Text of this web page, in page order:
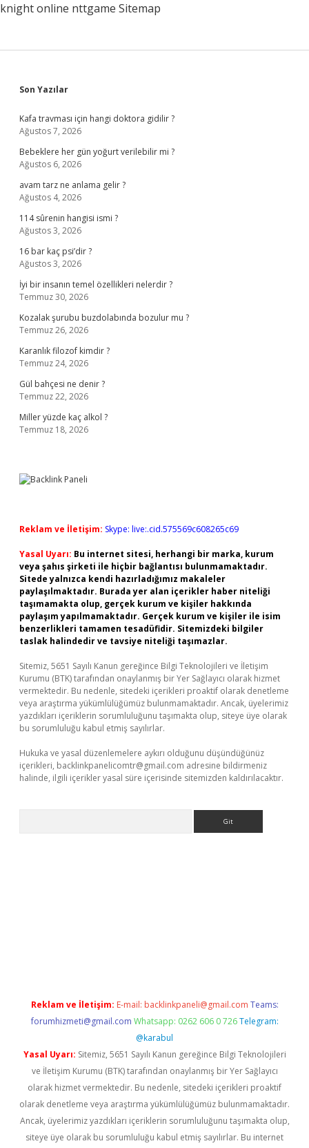
knight online nttgame Sitemap
Sidebar
Son Yazılar
Kafa travması için hangi doktora gidilir ?
Ağustos 7, 2026
Bebeklere her gün yoğurt verilebilir mi ?
Ağustos 6, 2026
avam tarz ne anlama gelir ?
Ağustos 4, 2026
114 sûrenin hangisi ismi ?
Ağustos 3, 2026
16 bar kaç psi’dir ?
Ağustos 3, 2026
İyi bir insanın temel özellikleri nelerdir ?
Temmuz 30, 2026
Kozalak şurubu buzdolabında bozulur mu ?
Temmuz 26, 2026
Karanlık filozof kimdir ?
Temmuz 24, 2026
Gül bahçesi ne denir ?
Temmuz 22, 2026
Miller yüzde kaç alkol ?
Temmuz 18, 2026
Reklam ve İletişim: Skype: live:.cid.575569c608265c69
Yasal Uyarı: Bu internet sitesi, herhangi bir marka, kurum
veya şahıs şirketi ile hiçbir bağlantısı bulunmamaktadır.
Sitede yalnızca kendi hazırladığımız makaleler
paylaşılmaktadır. Burada yer alan içerikler haber niteliği
taşımamakta olup, gerçek kurum ve kişiler hakkında
paylaşım yapılmamaktadır. Gerçek kurum ve kişiler ile isim
benzerlikleri tamamen tesadüfidir. Sitemizdeki bilgiler
taslak halindedir ve tavsiye niteliği taşımazlar.
Sitemiz, 5651 Sayılı Kanun gereğince Bilgi Teknolojileri ve İletişim
Kurumu (BTK) tarafından onaylanmış bir Yer Sağlayıcı olarak hizmet
vermektedir. Bu nedenle, sitedeki içerikleri proaktif olarak denetleme
veya araştırma yükümlülüğümüz bulunmamaktadır. Ancak, üyelerimiz
yazdıkları içeriklerin sorumluluğunu taşımakta olup, siteye üye olarak
bu sorumluluğu kabul etmiş sayılırlar.
Hukuka ve yasal düzenlemelere aykırı olduğunu düşündüğünüz
içerikleri, backlinkpanelicomtr@gmail.com adresine bildirmeniz
halinde, ilgili içerikler yasal süre içerisinde sitemizden kaldırılacaktır.
Reklam ve İletişim: E-mail: backlinkpaneli@gmail.com Teams:
forumhizmeti@gmail.com Whatsapp: 0262 606 0 726 Telegram:
@karabul
Yasal Uyarı: Sitemiz, 5651 Sayılı Kanun gereğince Bilgi Teknolojileri
ve İletişim Kurumu (BTK) tarafından onaylanmış bir Yer Sağlayıcı
olarak hizmet vermektedir. Bu nedenle, sitedeki içerikleri proaktif
olarak denetleme veya araştırma yükümlülüğümüz bulunmamaktadır.
Ancak, üyelerimiz yazdıkları içeriklerin sorumluluğunu taşımakta olup,
siteye üye olarak bu sorumluluğu kabul etmiş sayılırlar. Bu internet